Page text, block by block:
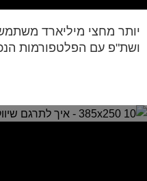
יותר מחצי מיליארד
ושת"פ עם הפלטפורמות